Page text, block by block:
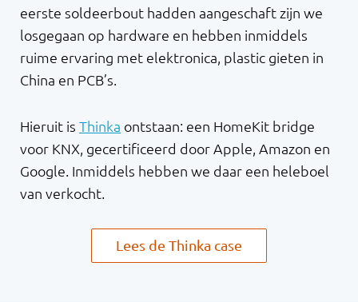
eerste soldeerbout hadden aangeschaft zijn we
losgegaan op hardware en hebben inmiddels
ruime ervaring met elektronica, plastic gieten in
China en PCB’s.
Hieruit is Thinka ontstaan: een HomeKit bridge
voor KNX, gecertificeerd door Apple, Amazon en
Google. Inmiddels hebben we daar een heleboel
van verkocht.
Lees de Thinka case